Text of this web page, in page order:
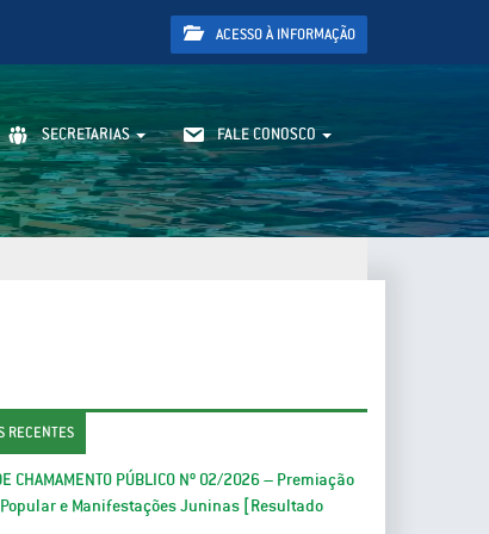
ACESSO À INFORMAÇÃO
SECRETARIAS FALE CONOSCO
RECENTES
CHAMAMENTO PÚBLICO Nº 02/2026 – Premiação
e Manifestações Juninas [Resultado